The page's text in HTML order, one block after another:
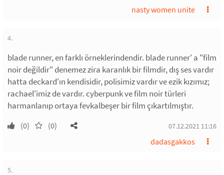
nasty women unite
4.
blade runner, en farklı örneklerindendir. blade runner' a "film
noir değildir" denemez zira karanlık bir filmdir, dış ses vardır
hatta deckard'ın kendisidir, polisimiz vardır ve ezik kızımız;
rachael'imiz de vardır. cyberpunk ve film noir türleri
harmanlanıp ortaya fevkalbeşer bir film çıkartılmıştır.
(0) (0) 07.12.2021 11:16
dadasgakkos
5.